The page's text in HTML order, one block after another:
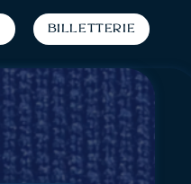
Billetterie